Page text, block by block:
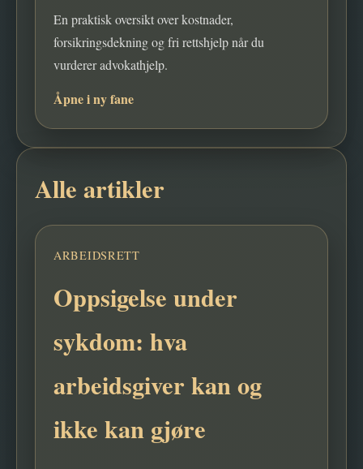
En praktisk oversikt over kostnader,
forsikringsdekning og fri rettshjelp når du
vurderer advokathjelp.
Åpne i ny fane
Alle artikler
ARBEIDSRETT
Oppsigelse under
sykdom: hva
arbeidsgiver kan og
ikke kan gjøre